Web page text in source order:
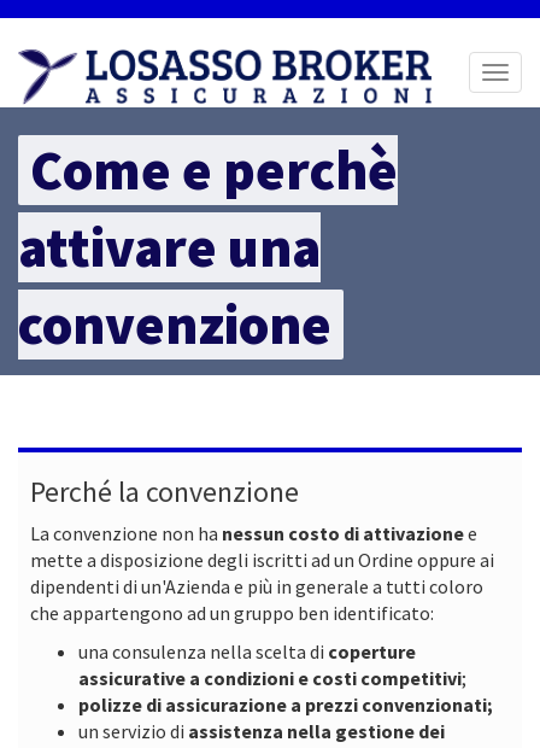
Come e perchè
attivare una
convenzione
Perché la convenzione
La convenzione non ha nessun costo di attivazionee
mette a disposizione degli iscritti ad un Ordine oppure ai
dipendenti di un'Azienda e più in generale a tutti coloro
che appartengono ad un gruppo ben identificato:
una consulenza nella scelta di coperture
assicurative a condizioni e costi competitivi;
polizze di assicurazione a prezzi convenzionati;
un servizio di assistenza nella gestione dei